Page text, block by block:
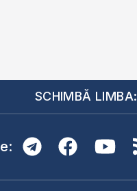
SCHIMBĂ LIMBA: